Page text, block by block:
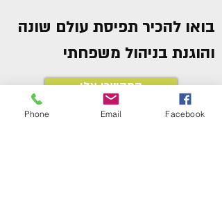
בואו להכיר תפיסת עולם שונה
והוגנת בניהול משפחתי
התקשרו אלי
Phone Email Facebook